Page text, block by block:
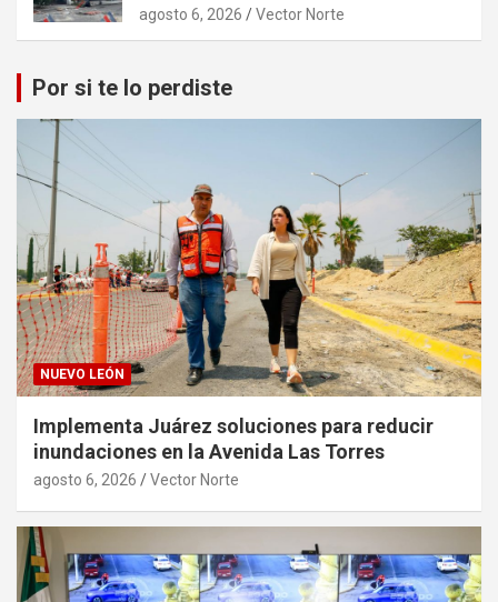
agosto 6, 2026 Vector Norte
Por si te lo perdiste
NUEVO LEÓN
Implementa Juárez soluciones para reducir
inundaciones en la Avenida Las Torres
agosto 6, 2026 Vector Norte